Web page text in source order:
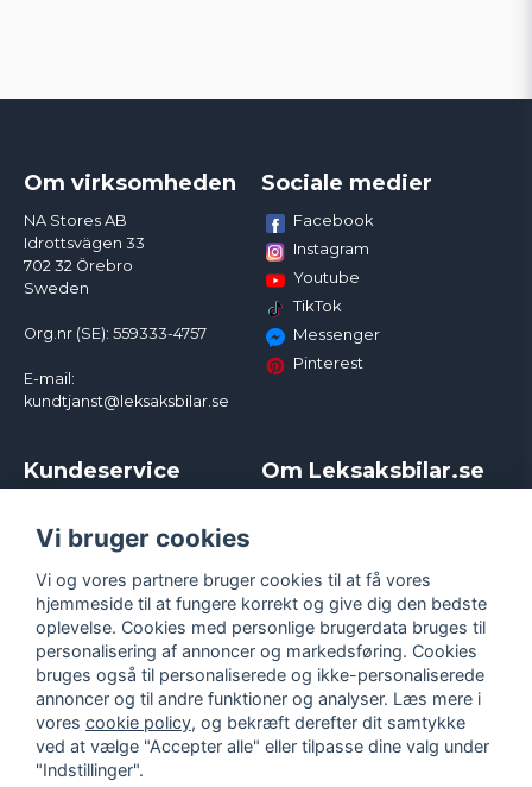
Om virksomheden
NA Stores AB
Idrottsvägen 33
702 32 Örebro
Sweden
Org.nr (SE): 559333-4757
E-mail:
kundtjanst@leksaksbilar.se
Sociale medier
Facebook
Instagram
Youtube
TikTok
Messenger
Pinterest
Kundeservice
Kampagner og rabatter
Reklamation
Policy chase cars
Returnera
Logga in
Om Leksaksbilar.se
Handelsbetingelser
Persondatapolitik
Cookies
Vi bruger cookies
Vi og vores partnere bruger cookies til at få vores
hjemmeside til at fungere korrekt og give dig den bedste
oplevelse. Cookies med personlige brugerdata bruges til
personalisering af annoncer og markedsføring. Cookies
bruges også til personaliserede og ikke-personaliserede
annoncer og til andre funktioner og analyser. Læs mere i
vores cookie policy, og bekræft derefter dit samtykke
ved at vælge "Accepter alle" eller tilpasse dine valg under
"Indstillinger".